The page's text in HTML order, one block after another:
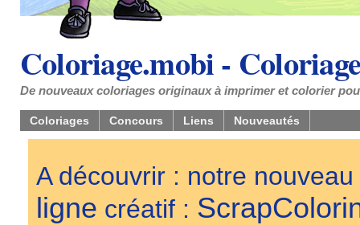
Coloriage.mobi -
De nouveaux coloriages originaux à imprimer et colorier
Coloriages Concours Liens Nouveautés
A découvrir : notre
ligne créatif :